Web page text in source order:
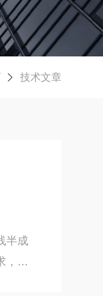
技术文章
半成